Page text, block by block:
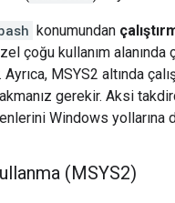
konumundan
çoğu kullanım alanında
MSYS2 altında
gerekir. Aksi
Windows yollarına
(MSYS2)